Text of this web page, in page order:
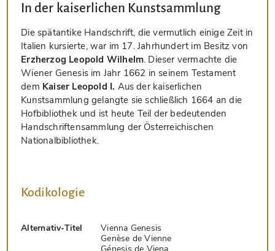
In der kaiserlichen Kunstsammlung
Die spätantike Handschrift, die vermutlich einige Zeit in
Italien kursierte, war im 17. Jahrhundert im Besitz von
Erzherzog Leopold Wilhelm. Dieser vermachte die
Wiener Genesis im Jahr 1662 in seinem Testament
dem Kaiser Leopold I. Aus der kaiserlichen
Kunstsammlung gelangte sie schließlich 1664 an die
Hofbibliothek und ist heute Teil der bedeutenden
Handschriftensammlung der Österreichischen
Nationalbibliothek.
Kodikologie
Alternativ-Titel
Vienna Genesis
Genèse de Vienne